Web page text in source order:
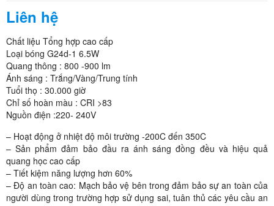
Liên hệ
Chất liệu Tổng hợp cao cấp
Loại bóng G24d-1 6.5W
Quang thông : 800 -900 lm
Ánh sáng : Trắng/Vàng/Trung tính
Tuổi thọ : 30.000 giờ
Chỉ số hoàn màu : CRI >83
Nguồn điện :220- 240V
– Hoạt động ở nhiệt độ môi trường -200C đến 350C
– Sản phẩm đảm bảo đầu ra ánh sáng đồng đều và hiệu quả
quang học cao cấp
– Tiết kiệm năng lượng hơn 60%
– Độ an toàn cao: Mạch bảo vệ bên trong đảm bảo sự an toàn của
người dùng trong trường hợp sử dụng sai, tuân thủ các yêu cầu an